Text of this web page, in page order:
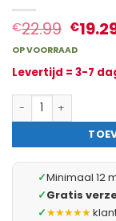
€22.99 €
OP VOORRAAD
Levertijd = 3-7
5x DIN MIDI
✓Minimaal 12
✓Gratis
✓★★★★★